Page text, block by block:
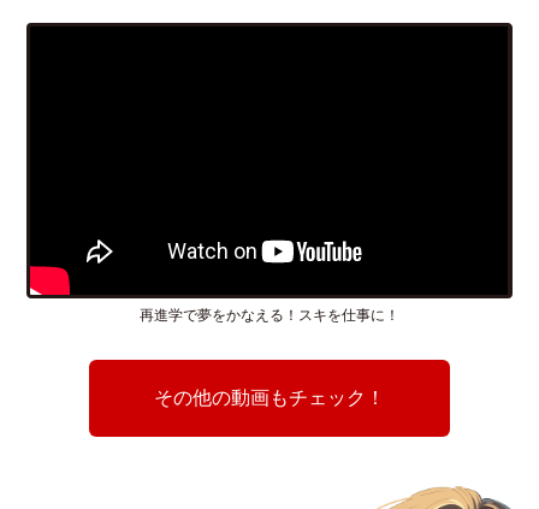
再進学で夢をかなえる！スキを仕事に！
その他の動画もチェック！